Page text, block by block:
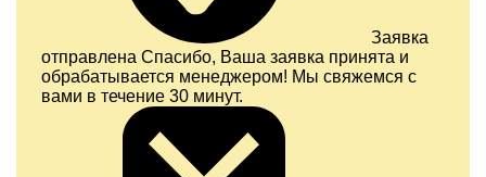
Заявка
отправлена Спасибо, Ваша заявка принята и
обрабатывается менеджером! Мы свяжемся с
вами в течение 30 минут.